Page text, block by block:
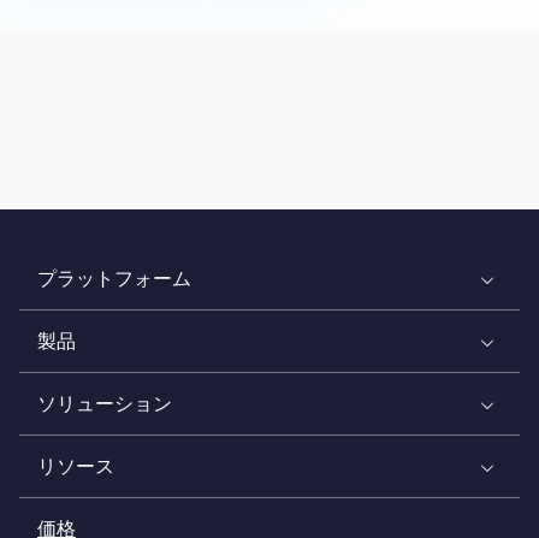
プラットフォーム
製品
ソリューション
リソース
価格